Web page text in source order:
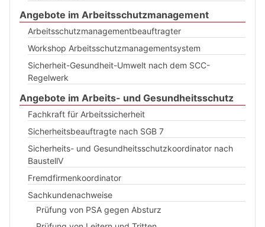
Angebote im Arbeitsschutzmanagement
Arbeitsschutzmanagementbeauftragter
Workshop Arbeitsschutzmanagementsystem
Sicherheit-Gesundheit-Umwelt nach dem SCC-
Regelwerk
Angebote im Arbeits- und Gesundheitsschutz
Fachkraft für Arbeitssicherheit
Sicherheitsbeauftragte nach SGB 7
Sicherheits- und Gesundheitsschutzkoordinator nach
BaustellV
Fremdfirmenkoordinator
Sachkundenachweise
Prüfung von PSA gegen Absturz